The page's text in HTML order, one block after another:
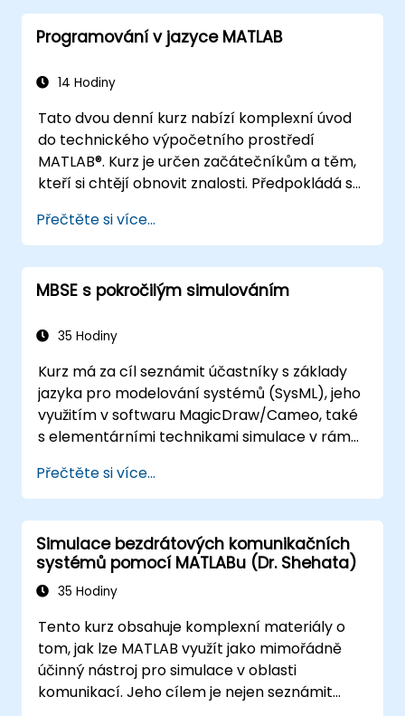
Programování v jazyce MATLAB
14 Hodiny
Tato dvou denní kurz nabízí komplexní úvod
do technického výpočetního prostředí
MATLAB®. Kurz je určen začátečníkům a těm,
kteří si chtějí obnovit znalosti. Předpokládá se,
zkušenosti s programováním ani znalost
jazyka MATLAB. Po dobu kurzu jsou probírána
témata analýzy dat, vizualizace, modelování a
programování.
Přečtěte si více...
MBSE s pokročilým simulováním
35 Hodiny
Kurz má za cíl seznámit účastníky s základy
jazyka pro modelování systémů (SysML), jeho
využitím v softwaru MagicDraw/Cameo, také
s elementárními technikami simulace v rámci
modelů. Cílem školení je dále poskytnout
odborníkům znalosti týkající se
architektonických simulací, ukázat jim funkce
pluginu Simulation Toolkit, umožnit simulování
různých typů diagramů a ukázat, jak
vzájemně propojit výsledky simulací tak, aby
automatizován.
Přečtěte si více...
Simulace bezdrátových komunikačních
systémů pomocí MATLABu (Dr. Shehata)
35 Hodiny
Tento kurz obsahuje komplexní materiály o
tom, jak lze MATLAB využít jako mimořádně
účinný nástroj pro simulace v oblasti
komunikací. Jeho cílem je nejen seznámit